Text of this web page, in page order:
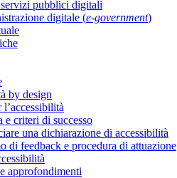
pubblici digitali
digitale (e-government)
by design
e criteri di successo
una dichiarazione di accessibilità
di feedback e procedura di attuazione
approfondimenti